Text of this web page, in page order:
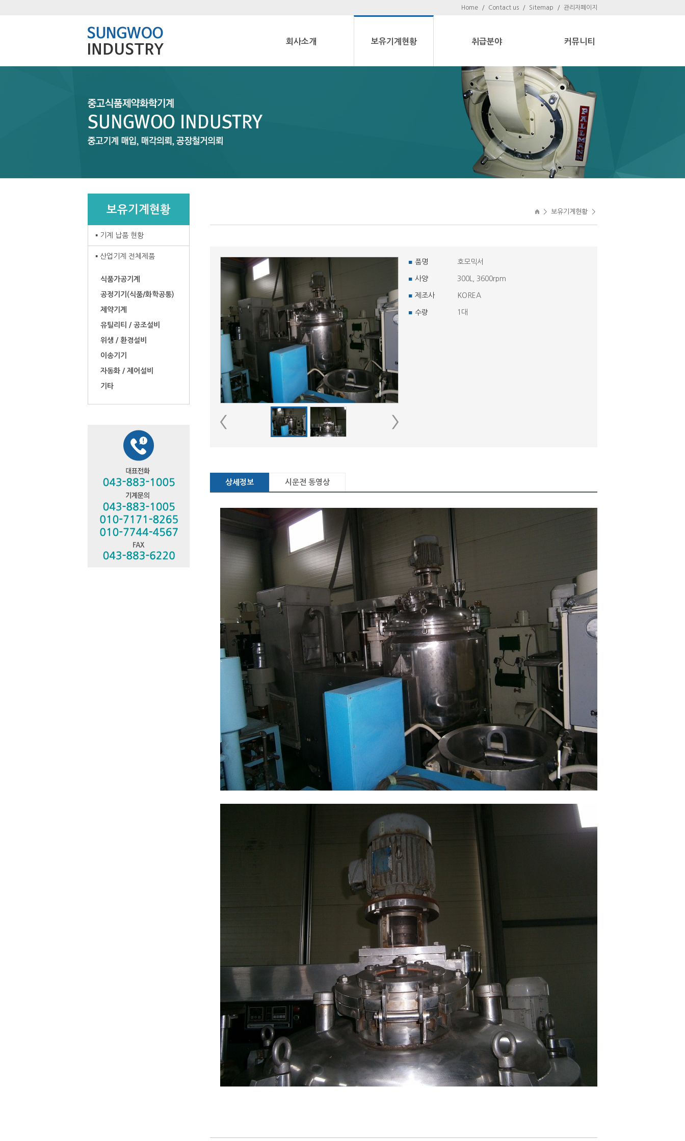
Home / Contact us / Sitemap / 관리자페이지
회사소개 보유기계현황 취급분야 커뮤니티
보유기계현황
기계 납품 현황
산업기계 전체제품
식품가공기계
공정기기(식품/화학공통)
제약기계
유틸리티 / 공조설비
위생 / 환경설비
이송기기
자동화 / 제어설비
기타
> 보유기계현황 >
품명 호모믹서
사양 300L, 3600rpm
제조사 KOREA
수량 1대
상세정보 시운전 동영상